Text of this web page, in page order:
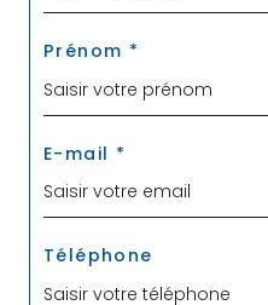
Prénom *
E-mail *
Téléphone